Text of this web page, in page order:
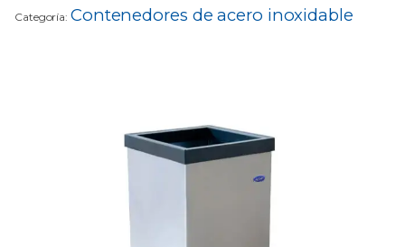
Categoría: Contenedores de acero inoxidable